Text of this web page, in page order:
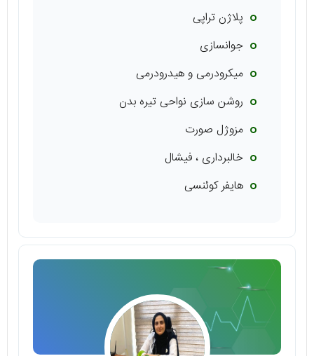
پلاژن تراپی
جوانسازی
میکرودرمی و هیدرودرمی
روشن سازی نواحی تیره بدن
مزوژل صورت
خالبرداری ، فیشال
هایفر کوئنسی